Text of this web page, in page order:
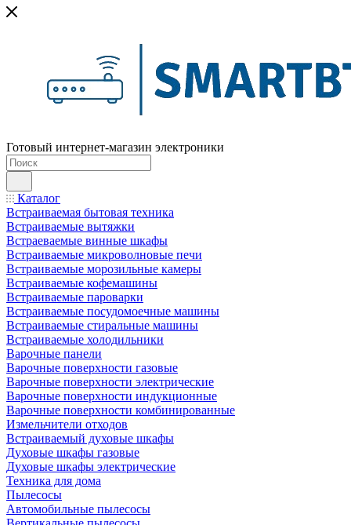
Готовый интернет-магазин электроники
Каталог
Встраиваемая бытовая техника
Встраиваемые вытяжки
Встраеваемые винные шкафы
Встраиваемые микроволновые печи
Встраиваемые морозильные камеры
Встраиваемые кофемашины
Встраиваемые пароварки
Встраиваемые посудомоечные машины
Встраиваемые стиральные машины
Встраиваемые холодильники
Варочные панели
Варочные поверхности газовые
Варочные поверхности электрические
Варочные поверхности индукционные
Варочные поверхности комбинированные
Измельчители отходов
Встраиваемый духовые шкафы
Духовые шкафы газовые
Духовые шкафы электрические
Техника для дома
Пылесосы
Автомобильные пылесосы